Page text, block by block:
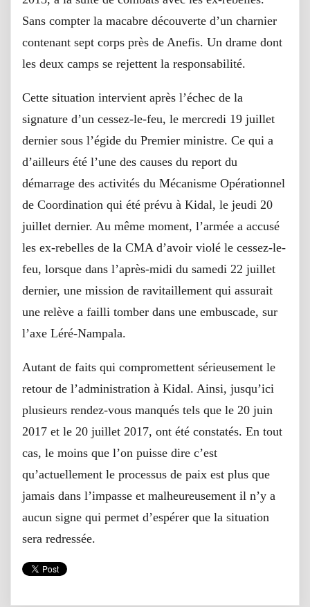
Sans compter la macabre découverte d’un charnier
contenant sept corps près de Anefis. Un drame dont
les deux camps se rejettent la responsabilité.
Cette situation intervient après l’échec de la
signature d’un cessez-le-feu, le mercredi 19 juillet
dernier sous l’égide du Premier ministre. Ce qui a
d’ailleurs été l’une des causes du report du
démarrage des activités du Mécanisme Opérationnel
de Coordination qui été prévu à Kidal, le jeudi 20
juillet dernier. Au même moment, l’armée a accusé
les ex-rebelles de la CMA d’avoir violé le cessez-le-
feu, lorsque dans l’après-midi du samedi 22 juillet
dernier, une mission de ravitaillement qui assurait
une relève a failli tomber dans une embuscade, sur
l’axe Léré-Nampala.
Autant de faits qui compromettent sérieusement le
retour de l’administration à Kidal. Ainsi, jusqu’ici
plusieurs rendez-vous manqués tels que le 20 juin
2017 et le 20 juillet 2017, ont été constatés. En tout
cas, le moins que l’on puisse dire c’est
qu’actuellement le processus de paix est plus que
jamais dans l’impasse et malheureusement il n’y a
aucun signe qui permet d’espérer que la situation
sera redressée.